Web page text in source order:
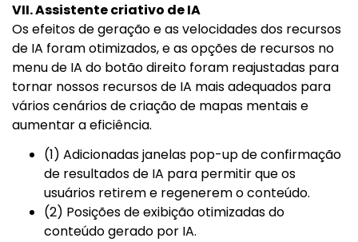
VII. Assistente criativo de IA
Os efeitos de geração e as velocidades dos recursos
de IA foram otimizados, e as opções de recursos no
menu de IA do botão direito foram reajustadas para
tornar nossos recursos de IA mais adequados para
vários cenários de criação de mapas mentais e
aumentar a eficiência.
(1) Adicionadas janelas pop-up de confirmação
de resultados de IA para permitir que os
usuários retirem e regenerem o conteúdo.
(2) Posições de exibição otimizadas do
conteúdo gerado por IA.